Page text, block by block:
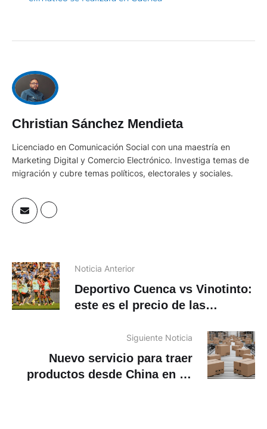
Christian Sánchez Mendieta
Licenciado en Comunicación Social con una maestría en
Marketing Digital y Comercio Electrónico. Investiga temas de
migración y cubre temas políticos, electorales y sociales.
Noticia Anterior
Deportivo Cuenca vs Vinotinto:
este es el precio de las
Siguiente Noticia
Nuevo servicio para traer
productos desde China en 15